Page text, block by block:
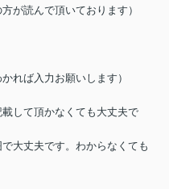
が読んで頂いております）
れば入力お願いします）
して頂かなくても大丈夫で
大丈夫です。わからなくても